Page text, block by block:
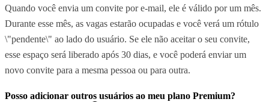
Quando você envia um convite por e-mail, ele é válido por um mês.
Durante esse mês, as vagas estarão ocupadas e você verá um rótulo
\"pendente\" ao lado do usuário. Se ele não aceitar o seu convite,
esse espaço será liberado após 30 dias, e você poderá enviar um
novo convite para a mesma pessoa ou para outra.
Posso adicionar outros usuários ao meu plano Premium?